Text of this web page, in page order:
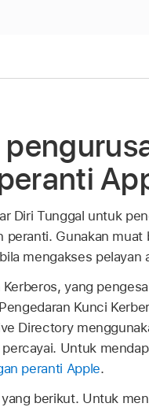
Diri Tunggal untuk
Gunakan
mengakses pelayan
yang
Kunci
Directory
Untuk
peranti Apple.
berikut. Untuk